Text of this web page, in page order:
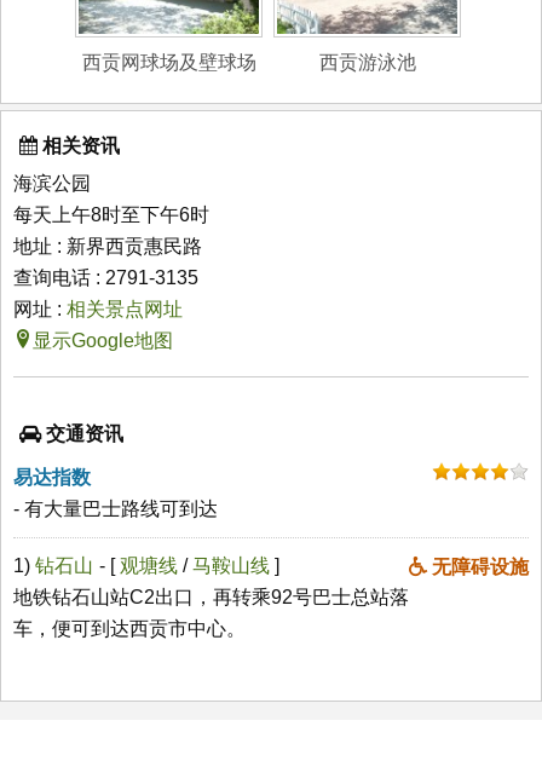
西贡网球场及壁球场 西贡游泳池
相关资讯
海滨公园
每天上午8时至下午6时
地址 : 新界西贡惠民路
查询电话 : 2791-3135
网址 : 相关景点网址
显示Google地图
交通资讯
易达指数
- 有大量巴士路线可到达
1) 钻石山 无障碍设施
- [观塘线 /马鞍山线 ]
地铁钻石山站C2出口，再转乘92号巴士总站落
车，便可到达西贡市中心。